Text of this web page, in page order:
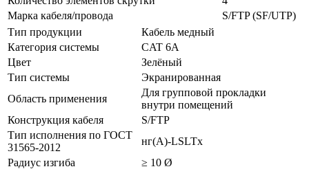
Марка кабеля/провода
S/FTP (SF/UTP)
Тип продукции
Кабель медный
Категория системы
CAT 6A
Цвет
Зелёный
Тип системы
Экранированная
Область применения
Для групповой прокладки
внутри помещений
Конструкция кабеля
S/FTP
Тип исполнения по ГОСТ
31565-2012
нг(А)-LSLTx
Радиус изгиба
≥ 10 Ø